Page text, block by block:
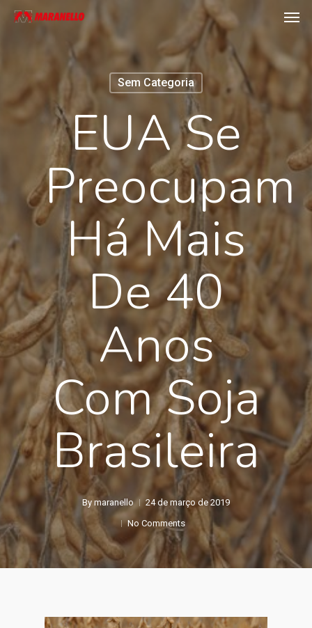
Skip
Sem Categoria
EUA Se
Preocupam
Há Mais
De 40
Anos
Com Soja
Brasileira
By maranello
24 de março de 2019
No Comments